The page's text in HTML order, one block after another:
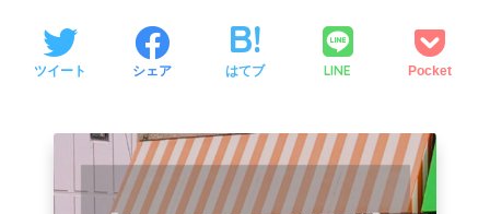
ツイート シェア はてブ LINE Pocket